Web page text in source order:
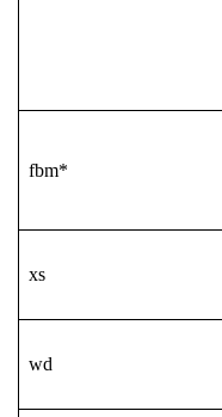
fbm*
xs
wd